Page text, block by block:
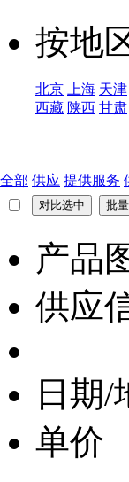
按地
北京 上海 天津
西藏 陕西 甘肃
全部 供应 提供服务
产品
供应
日期/
单价